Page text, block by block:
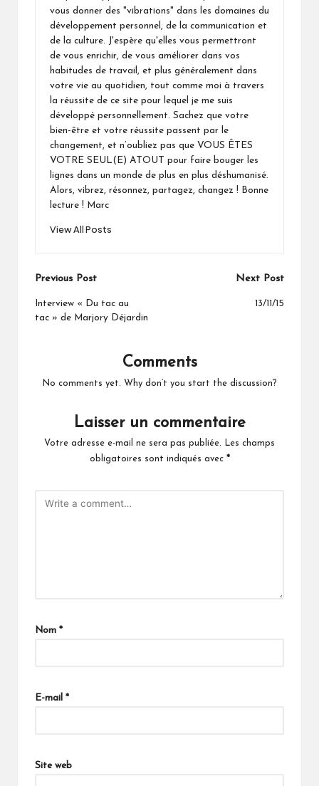
vous donner des "vibrations" dans les domaines du
développement personnel, de la communication et
de la culture. J'espère qu'elles vous permettront
de vous enrichir, de vous améliorer dans vos
habitudes de travail, et plus généralement dans
votre vie au quotidien, tout comme moi à travers
la réussite de ce site pour lequel je me suis
développé personnellement. Sachez que votre
bien-être et votre réussite passent par le
changement, et n’oubliez pas que VOUS ÊTES
VOTRE SEUL(E) ATOUT pour faire bouger les
lignes dans un monde de plus en plus déshumanisé.
Alors, vibrez, résonnez, partagez, changez ! Bonne
lecture ! Marc
View All Posts
Post
navigation
Previous Post
Interview « Du tac au
tac » de Marjory Déjardin
Next Post
13/11/15
Comments
No comments yet. Why don’t you start the discussion?
Laisser un commentaire
Votre adresse e-mail ne sera pas publiée.
Les champs
obligatoires sont indiqués avec *
Nom *
E-mail *
Site web